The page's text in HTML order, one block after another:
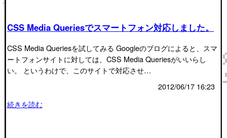
CSS Media Queriesでスマートフォン対応しました。
CSS Media Queriesを試してみる Googleのブログによると、スマ
ートフォンサイトに対しては、CSS Media Queriesがいいらし
い。 というわけで、このサイトで対応させ…
2012/06/17 16:23
続きを読む